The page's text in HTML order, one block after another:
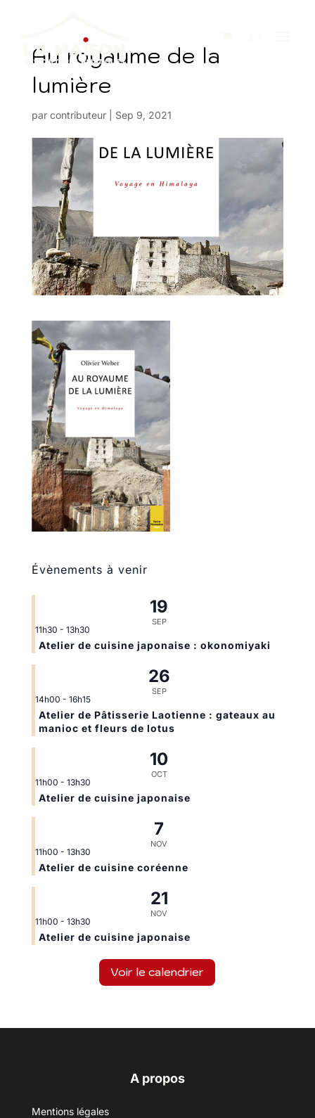
Au royaume de la
lumière
par contributeur| Sep 9, 2021
Évènements à venir
19
SEP
11h30 - 13h30
Atelier de cuisine japonaise : okonomiyaki
26
SEP
14h00 - 16h15
Atelier de Pâtisserie Laotienne : gateaux au
manioc et fleurs de lotus
10
OCT
11h00 - 13h30
Atelier de cuisine japonaise
7
NOV
11h00 - 13h30
Atelier de cuisine coréenne
21
NOV
11h00 - 13h30
Atelier de cuisine japonaise
Voir le calendrier
A propos
Mentions légales